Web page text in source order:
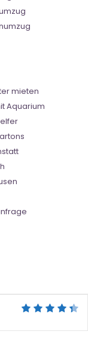
mieten
Aquarium